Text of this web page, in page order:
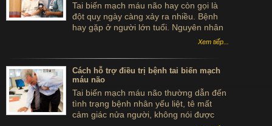
Tai biến mạch máu não hay còn gọi là
đột quỵ ngày càng xảy ra nhiều. Bệnh
hay gặp ở người lớn tuổi. Nguyên nhân
chủ yếu của bệnh là do vữa xơ độngXem tiếp...
Cách hỗ trợ điều trị bệnh tai biến mạch
máu não
Tai biến mạch máu não thường dẫn đến
tình trạng bệnh nhân yếu liệt, tê mất
cảm giác nửa người, không nói được